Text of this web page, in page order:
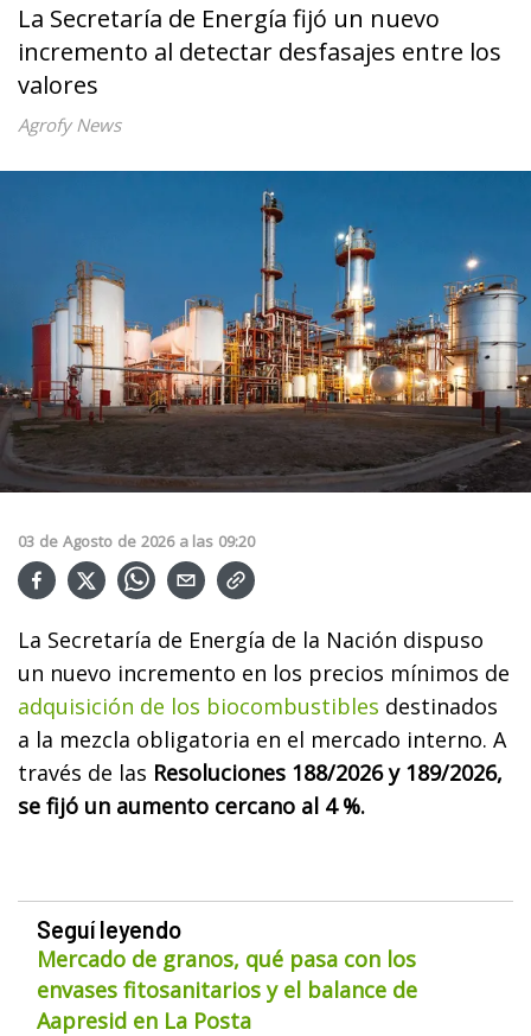
La Secretaría de Energía fijó un nuevo
incremento al detectar desfasajes entre los
valores
Agrofy News
03 de Agosto de 2026 a las 09:20
La Secretaría de Energía de la Nación dispuso
un nuevo incremento en los precios mínimos de
adquisición de los biocombustibles destinados
a la mezcla obligatoria en el mercado interno. A
través de las Resoluciones 188/2026 y 189/2026,
se fijó un aumento cercano al 4 %.
Seguí leyendo
Mercado de granos, qué pasa con los
envases fitosanitarios y el balance de
Aapresid en La Posta